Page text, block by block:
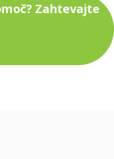
Zahtevajte